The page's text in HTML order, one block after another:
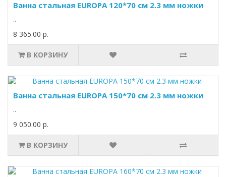
Ванна стальная EUROPA 120*70 см 2.3 мм ножки
..
8 365.00 р.
В КОРЗИНУ
Ванна стальная EUROPA 150*70 см 2.3 мм ножки
..
9 050.00 р.
В КОРЗИНУ